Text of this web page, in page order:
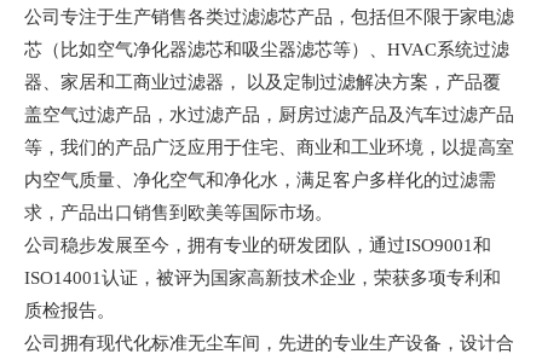
公司专注于生产销售各类过滤滤芯产品，包括但不限于家电滤
芯（比如空气净化器滤芯和吸尘器滤芯等）、 HVAC系统过滤
器、家居和工商业过滤器， 以及定制过滤解决方案，产品覆
盖空气过滤产品，水过滤产品，厨房过滤产品及汽车过滤产品
等，我们的产品广泛应用于住宅、商业和工业环境，以提高室
内空气质量、净化空气和净化水，满足客户多样化的过滤需
求，产品出口销售到欧美等国际市场。
公司稳步发展至今，拥有专业的研发团队，通过ISO9001和
ISO14001认证，被评为国家高新技术企业，荣获多项专利和
质检报告。
公司拥有现代化标准无尘车间，先进的专业生产设备，设计合